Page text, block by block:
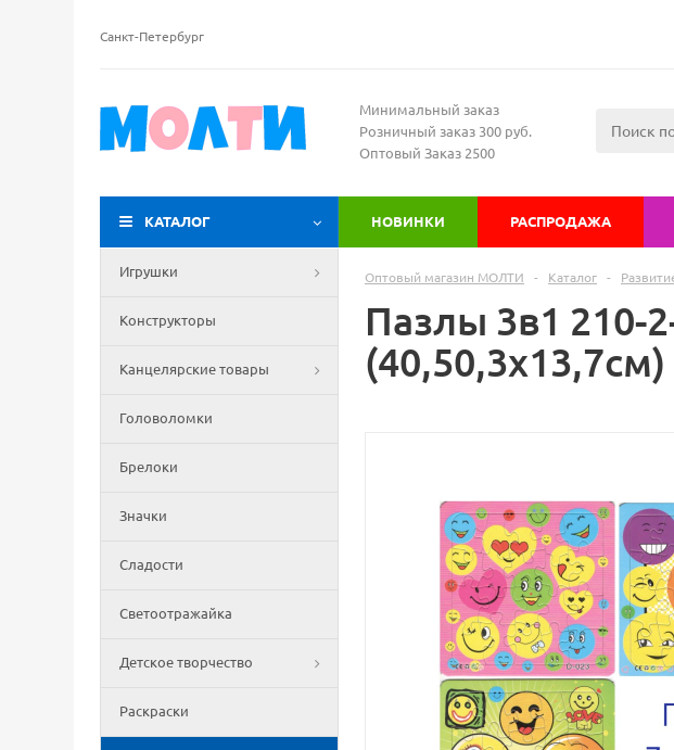
Санкт-Петербург
Минимальный заказ
Розничный заказ 300 руб.
Оптовый Заказ 2500
КАТАЛОГ НОВИНКИ РАСПРОДАЖА
Игрушки
Конструкторы
Канцелярские товары
Головоломки
Брелоки
Значки
Сладости
Светоотражайка
Детское творчество
Раскраски
Оптовый магазин МОЛТИ - Каталог -
Пазлы 3в1 210-
(40,50,3х13,7см)